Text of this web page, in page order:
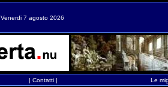
Venerdi 7 agosto 2026
| Contatti| Le